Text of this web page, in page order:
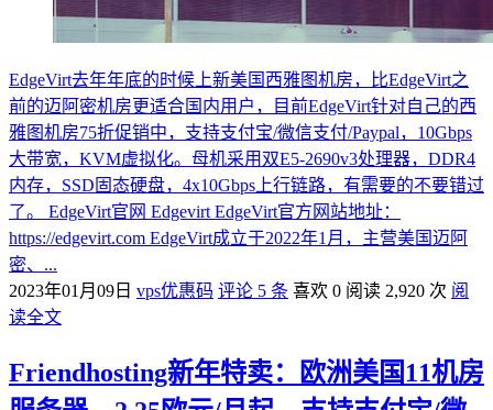
EdgeVirt去年年底的时候上新美国西雅图机房，比EdgeVirt之
前的迈阿密机房更适合国内用户，目前EdgeVirt针对自己的西
雅图机房75折促销中，支持支付宝/微信支付/Paypal，10Gbps
大带宽，KVM虚拟化。母机采用双E5-2690v3处理器，DDR4
内存，SSD固态硬盘，4x10Gbps上行链路，有需要的不要错过
了。 EdgeVirt官网 Edgevirt EdgeVirt官方网站地址：
https://edgevirt.com EdgeVirt成立于2022年1月，主营美国迈阿
密、...
2023年01月09日 vps优惠码 评论 5 条 喜欢 0 阅读 2,920 次 阅
读全文
Friendhosting新年特卖：欧洲美国11机房